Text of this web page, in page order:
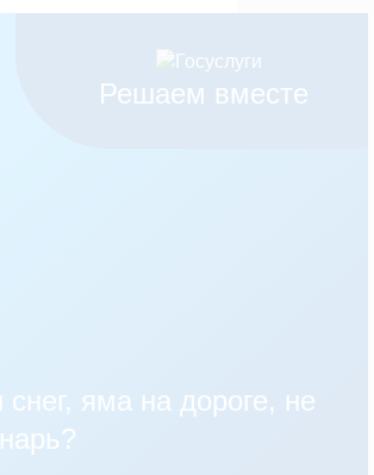
Решаем вместе
яма на дороге, не